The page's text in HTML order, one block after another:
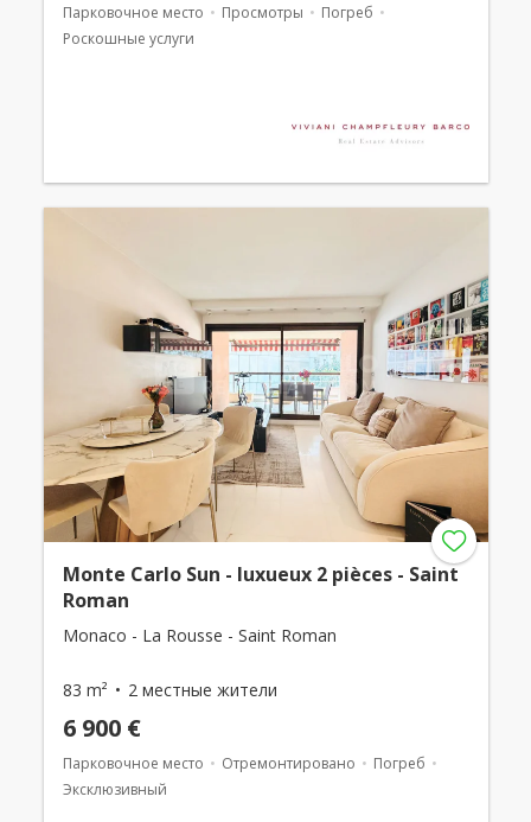
Парковочное место Просмотры
Погреб
Роскошные услуги
Monte Carlo Sun - luxueux 2 pièces - Saint
Roman
Monaco - La Rousse - Saint Roman
83 m² 2 местные жители
6 900 €
Парковочное место Отремонтировано
Погреб
Эксклюзивный